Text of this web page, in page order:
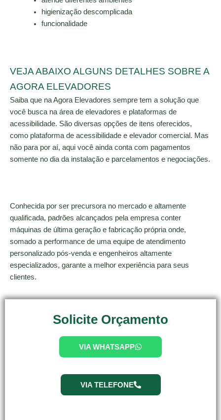
higienização descomplicada
funcionalidade
VEJA ABAIXO ALGUNS DETALHES SOBRE A
AGORA ELEVADORES
Saiba que na Agora Elevadores sempre tem a solução que
você busca na área de elevadores e plataformas de
acessibilidade. São diversas opções de itens oferecidos,
como plataforma de acessibilidade e elevador comercial. Mas
não para por aí, aqui você ainda conta com pagamentos
somente no dia da instalação e parcelamentos e negociações.
Conhecida por ser precursora no mercado e altamente
qualificada, padrões alcançados pela empresa conter
máquinas de última geração e fabricação própria onde,
somado a performance de uma equipe de atendimento
personalizado pós-venda e engenheiros altamente
especializados, garante a melhor experiência para seus
clientes.
Solicite Orçamento
VIA WHATSAPP
VIA TELEFONE